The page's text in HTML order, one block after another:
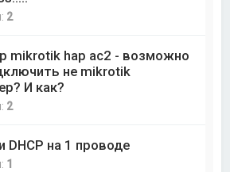
2
mikrotik hap ac2 - возможно
не mikrotik
И как?
2
DHCP на 1 проводе
1